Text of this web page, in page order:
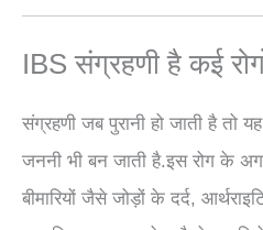
IBS संग्रहणी है कई
संग्रहणी जब पुरानी हो जाती है तो
जननी भी बन जाती है.इस रोग के
बीमारियों जैसे जोड़ों के दर्द,